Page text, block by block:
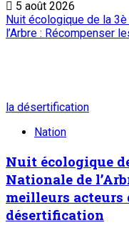
5 août 2026
Nuit écologique de la
l’Arbre : Récompenser
la désertification
Nation
Nuit écologique
Nationale de
meilleurs acteurs
désertification